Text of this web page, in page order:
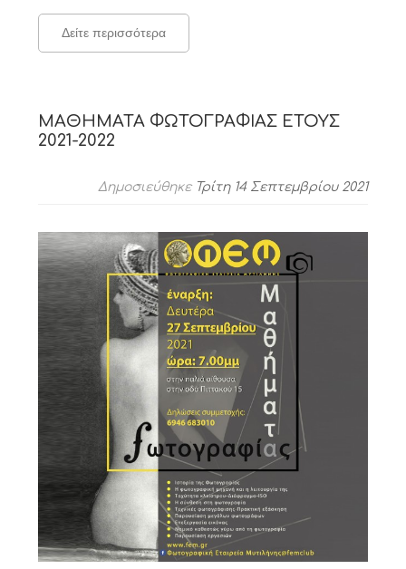
Δείτε περισσότερα
ΜΑΘΗΜΑΤΑ ΦΩΤΟΓΡΑΦΙΑΣ ΕΤΟΥΣ
2021-2022
Δημοσιεύθηκε Τρίτη 14 Σεπτεμβρίου 2021